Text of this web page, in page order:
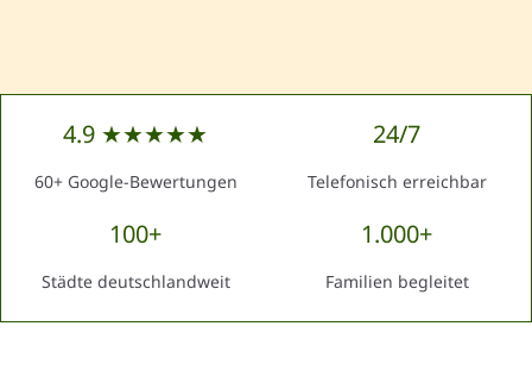
4.9 ★★★★★
60+ Google-Bewertungen
24/7
Telefonisch erreichbar
100+
Städte deutschlandweit
1.000+
Familien begleitet